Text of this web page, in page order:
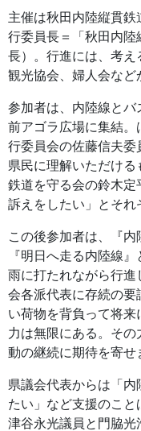
主催は秋田内陸縦貫
行委員長＝「秋田内陸
長）。行進には、考え
観光協会、婦人会など
参加者は、内陸線と
前アゴラ広場に集結
行委員会の佐藤信夫
県民に理解いただけ
鉄道を守る会の鈴木
訴えをしたい」とそれ
この後参加者は、『
『明日へ走る内陸線
雨に打たれながら行
会各派代表に存続の
い荷物を背負って将
力は無限にある。そ
動の継続に期待を寄せ
県議会代表からは「内
たい」など支援のこ
津谷永光議員と門脇